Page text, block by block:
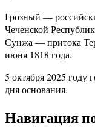
Грозный —
Чеченской
Сунжа — притока
июня 1818 года.
5 октября 2025 году
дня основания.
Навигация